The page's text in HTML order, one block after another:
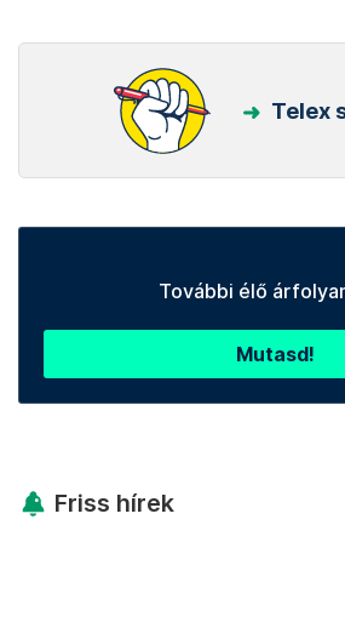
Telex
További élő
Mutasd!
Friss hírek